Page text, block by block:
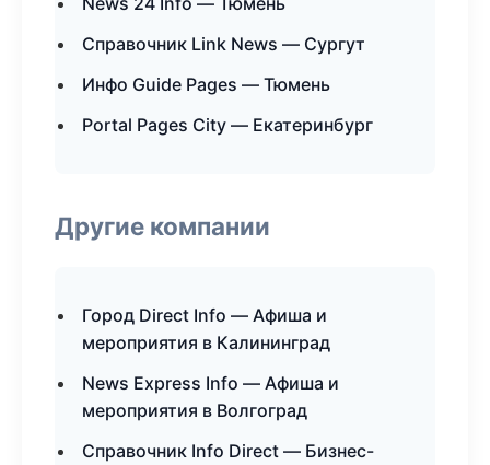
Справочник Link News — Сургут
Инфо Guide Pages — Тюмень
Portal Pages City — Екатеринбург
Другие компании
Город Direct Info — Афиша и
мероприятия в Калининград
News Express Info — Афиша и
мероприятия в Волгоград
Справочник Info Direct — Бизнес-